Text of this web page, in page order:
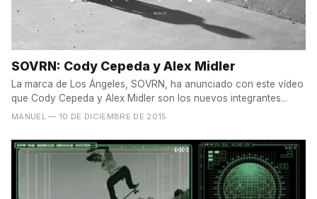
SOVRN: Cody Cepeda y Alex Midler
La marca de Los Ángeles, SOVRN, ha anunciado con este vídeo
que Cody Cepeda y Alex Midler son los nuevos integrantes...
MANUEL — 10 DE DICIEMBRE DE 2015